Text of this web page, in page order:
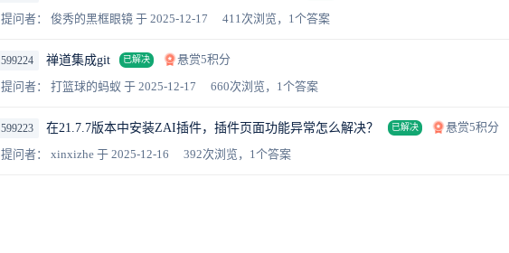
提问者： 俊秀的黑框眼镜 于 2025-12-17 411次浏览，1个答案
599224 禅道集成git 已解决
悬赏5积分
提问者： 打篮球的蚂蚁 于 2025-12-17 660次浏览，1个答案
599223 在21.7.7版本中安装ZAI插件，插件页面功能异常怎么解决？ 已解决
悬赏5积分
提问者： xinxizhe 于 2025-12-16 392次浏览，1个答案